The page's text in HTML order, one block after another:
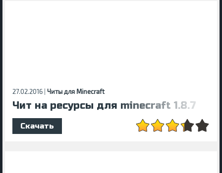
27.02.2016 | Читы для Minecraft
Чит на ресурсы для minecraft 1.8.7
Скачать